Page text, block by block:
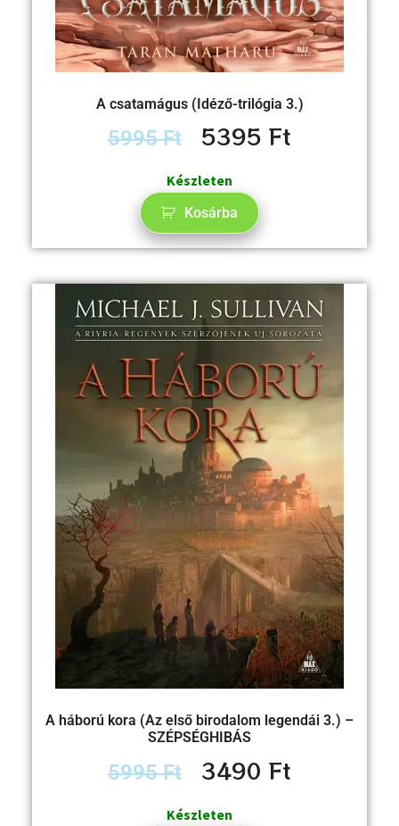
A csatamágus (Idéző-trilógia 3.)
5995Ft 5395Ft
Készleten
Kosárba
A háború kora (Az első birodalom legendái 3.) –
SZÉPSÉGHIBÁS
5995Ft 3490Ft
Készleten